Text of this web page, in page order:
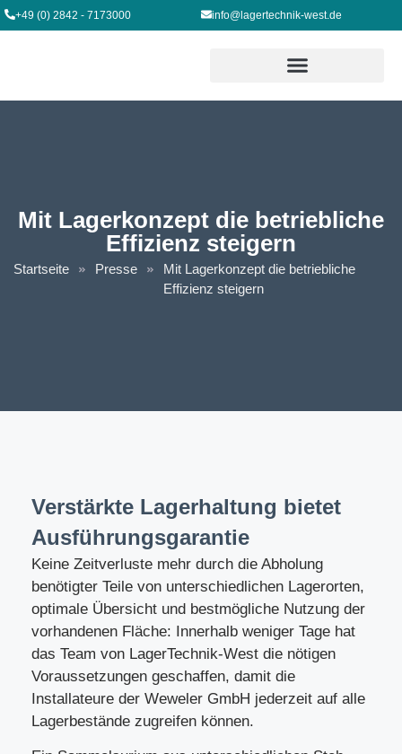
+49 (0) 2842 - 7173000 info@lagertechnik-west.de
Mit Lagerkonzept die betriebliche
Effizienz steigern
Startseite Presse
Mit Lagerkonzept die betriebliche
Effizienz steigern
Verstärkte Lagerhaltung bietet
Ausführungsgarantie
Keine Zeitverluste mehr durch die Abholung
benötigter Teile von unterschiedlichen Lagerorten,
optimale Übersicht und bestmögliche Nutzung der
vorhandenen Fläche: Innerhalb weniger Tage hat
das Team von LagerTechnik-West die nötigen
Voraussetzungen geschaffen, damit die
Installateure der Weweler GmbH jederzeit auf alle
Lagerbestände zugreifen können.